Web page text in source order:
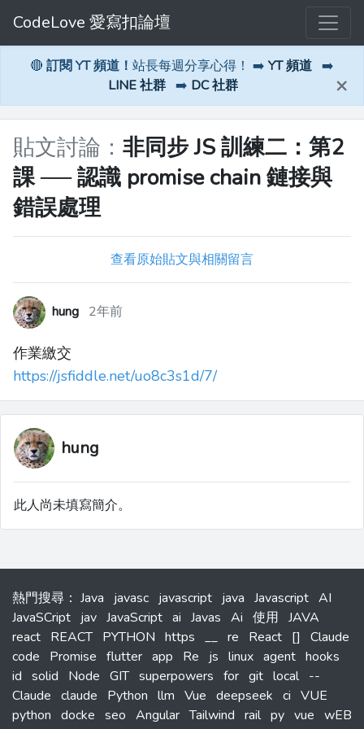
CodeLove 愛寫扣論壇
🔴 訂閱 YT 頻道！ 站長每週分享心得！ ➡️ YT 頻道 ➡️
LINE 社群 ➡️ DC 社群 ×
貼文討論： 非同步 JS 訓練二：第2
課 ── 認識 promise chain 鏈接與
錯誤處理
查看原始貼文與相關留言
hung 2年前
作業繳交
https://jsfiddle.net/uo8c3s1d/7/
hung
此人尚未填寫簡介。
熱門搜尋 ： Java javasc javascript java Javascript AI
JavaSCript jav JavaScript ai Javas Ai 使用 JAVA
react REACT PYTHON https __ re React []
Claude
code
Promise flutter app Re js linux agent hooks
id solid Node GIT superpowers for git local --
Claude claude Python llm Vue deepseek ci VUE
python docke seo Angular Tailwind rail py vue wEB